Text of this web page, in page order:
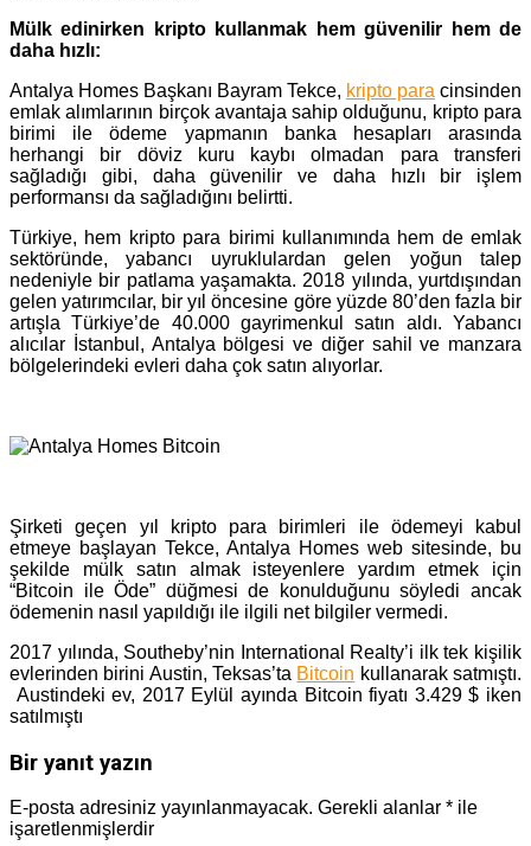
Mülk edinirken kripto kullanmak hem güvenilir hem de
daha hızlı:
Antalya Homes Başkanı Bayram Tekce, kripto para cinsinden
emlak alımlarının birçok avantaja sahip olduğunu, kripto para
birimi ile ödeme yapmanın banka hesapları arasında
herhangi bir döviz kuru kaybı olmadan para transferi
sağladığı gibi, daha güvenilir ve daha hızlı bir işlem
performansı da sağladığını belirtti.
Türkiye, hem kripto para birimi kullanımında hem de emlak
sektöründe, yabancı uyruklulardan gelen yoğun talep
nedeniyle bir patlama yaşamakta. 2018 yılında, yurtdışından
gelen yatırımcılar, bir yıl öncesine göre yüzde 80’den fazla bir
artışla Türkiye’de 40.000 gayrimenkul satın aldı. Yabancı
alıcılar İstanbul, Antalya bölgesi ve diğer sahil ve manzara
bölgelerindeki evleri daha çok satın alıyorlar.
Şirketi geçen yıl kripto para birimleri ile ödemeyi kabul
etmeye başlayan Tekce, Antalya Homes web sitesinde, bu
şekilde mülk satın almak isteyenlere yardım etmek için
“Bitcoin ile Öde” düğmesi de konulduğunu söyledi ancak
ödemenin nasıl yapıldığı ile ilgili net bilgiler vermedi.
2017 yılında, Southeby’nin International Realty’i ilk tek kişilik
evlerinden birini Austin, Teksas’ta Bitcoin kullanarak satmıştı.
Austindeki ev, 2017 Eylül ayında Bitcoin fiyatı 3.429 $ iken
satılmıştı
Bir yanıt yazın
E-posta adresiniz yayınlanmayacak. Gerekli alanlar * ile
işaretlenmişlerdir